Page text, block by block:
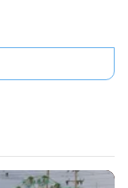
การและอนุรักษ์
ชน ซึ่งมีทั้งพื้นที่ที่
แนวกันไฟเป็น